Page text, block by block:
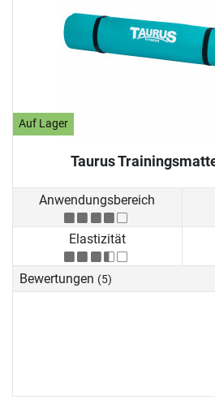
Auf Lager
Taurus
Anwendungsbereich
Elastizität
Bewertungen (5)